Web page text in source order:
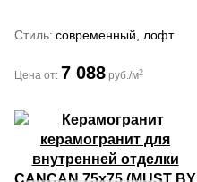
Стиль современный, лофт
Цена от: 7 088 руб./м2